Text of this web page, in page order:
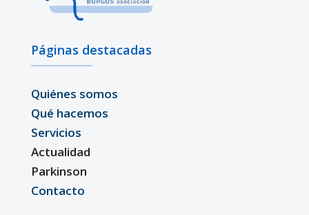
Páginas destacadas
Quiénes somos
Qué hacemos
Servicios
Actualidad
Parkinson
Contacto